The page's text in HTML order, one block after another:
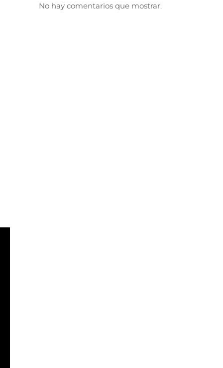
No hay comentarios que mostrar.